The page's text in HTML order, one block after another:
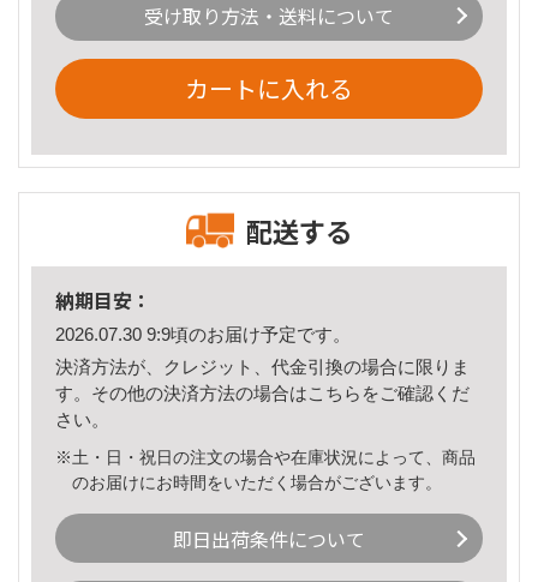
受け取り方法・送料について
カートに入れる
配送する
納期目安：
2026.07.30 9:9頃のお届け予定です。
決済方法が、クレジット、代金引換の場合に限りま
す。その他の決済方法の場合はこちら をご確認くだ
さい。
※土・日・祝日の注文の場合や在庫状況によって、商品
のお届けにお時間をいただく場合がございます。
即日出荷条件について